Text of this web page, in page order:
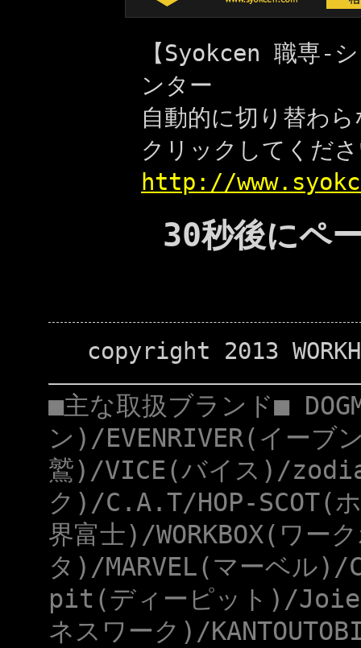
【Syokcen 職専-
ンター
自動的に切り替わ
クリックしてくだ
http://
30秒後にペ
copyright 2013
■主な取扱ブランド■
ン)/EVENRIVER(イーブ
鷲)/VICE(バイス)/
ク)/C.A.T/HOP-
界富士)/WORKBOX(ワ
タ)/MARVEL(マーベル
pit(ディーピット)/Joie(
ネスワーク)/